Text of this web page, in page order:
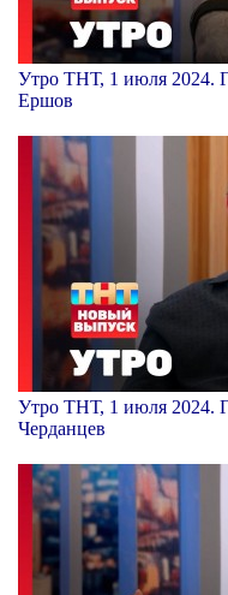
Утро ТНТ, 1 июля 2024.
Ершов
Утро ТНТ, 1 июля 2024.
Черданцев